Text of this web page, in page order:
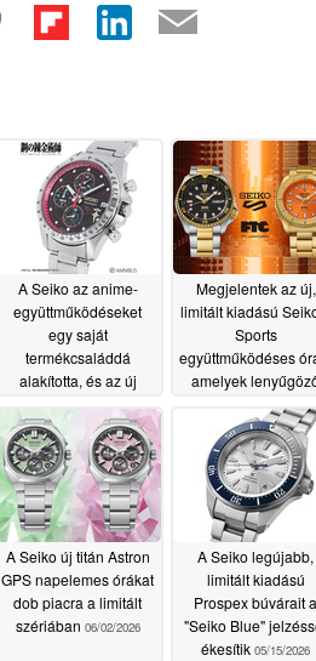
A Seiko az anime-
együttműködéseket
egy saját
termékcsaláddá
alakította, és az új
legújabb kiadás
06/18/2026
Megjelentek az új,
limitált kiadású
Sports
együttműködéses
amelyek
büszkélkedhetnek
06/16/2026
A Seiko új titán Astron
GPS napelemes órákat
dob piacra a limitált
szériában 06/02/2026
A Seiko legújabb,
limitált kiadású
Prospex búvárait a
"Seiko Blue"
ékesítik 05/15/2026